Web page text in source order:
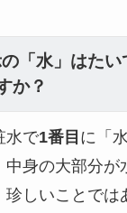
「水」はたい
か？
水で1番目 に「
中身の大部分が
しいことでは